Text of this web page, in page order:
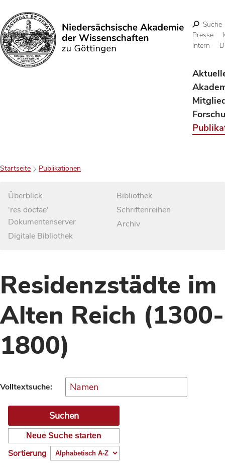
Suchen
Suche
Presse
Intern
Startseite Publikationen
Überblick
'res doctae'
Dokumentenserver
Digitale Bibliothek
Bibliothek
Schriftenreihen
Archiv
Residenzstädte im
Alten Reich (1300-
1800)
Volltextsuche:
Neue Suche starten
Sortierung